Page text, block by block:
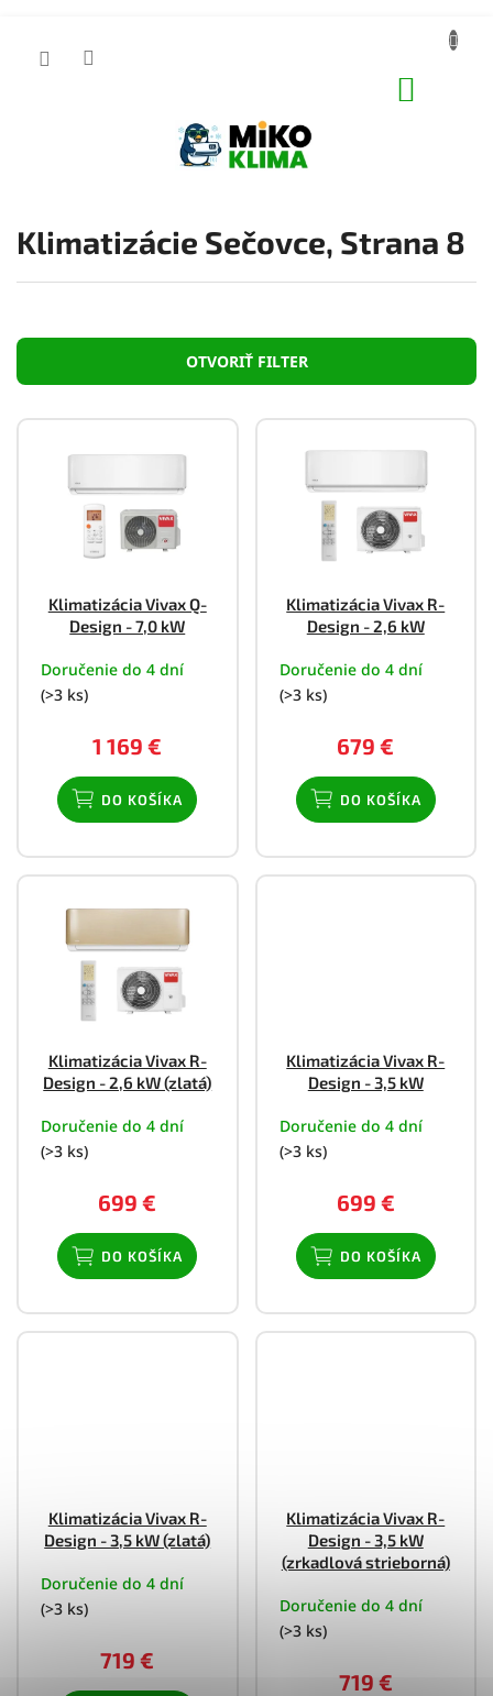
Klimatizácie Sečovce, Strana 8
OTVORIŤ FILTER
V
Klimatizácia Vivax Q-
Design - 7,0 kW
Doručenie do 4 dní
(>3 ks)
1 169 €
DO KOŠÍKA
Klimatizácia Vivax R-
Design - 2,6 kW
Doručenie do 4 dní
(>3 ks)
679 €
DO KOŠÍKA
Klimatizácia Vivax R-
Design - 2,6 kW (zlatá)
Doručenie do 4 dní
(>3 ks)
699 €
DO KOŠÍKA
Klimatizácia Vivax R-
Design - 3,5 kW
Doručenie do 4 dní
(>3 ks)
699 €
DO KOŠÍKA
Klimatizácia Vivax R-
Design - 3,5 kW (zlatá)
Doručenie do 4 dní
(>3 ks)
719 €
Klimatizácia Vivax R-
Design - 3,5 kW
(zrkadlová strieborná)
Doručenie do 4 dní
(>3 ks)
719 €